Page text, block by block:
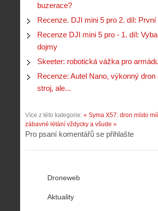
buzerace?
Recenze. DJI mini 5 pro 2. díl: První
Recenze DJI mini 5 pro - 1. díl:
dojmy
Skeeter: robotická vážka pro
Recenze: Autel Nano, výkonný
stroj, ale...
Více z této kategorie: « Syma X57: dron místo
zábavné létání vždycky a všude »
Pro psaní komentářů se přihlašte
Droneweb
Aktuality